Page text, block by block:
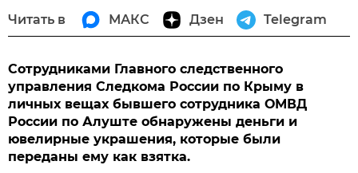
Читать в МАКС Дзен Telegram
Сотрудниками Главного следственного
управления Следкома России по Крыму в
личных вещах бывшего сотрудника ОМВД
России по Алуште обнаружены деньги и
ювелирные украшения, которые были
переданы ему как взятка.